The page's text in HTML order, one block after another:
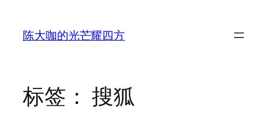
陈大咖的光芒耀四方
标签： 搜狐